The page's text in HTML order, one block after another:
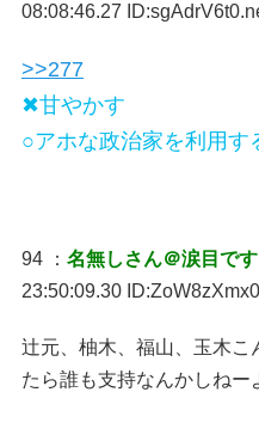
08:08:46.27
>>277
✖甘やかす
○アホな政治家を利用す
94 ： 名無しさん＠涙目です
23:50:09.30
辻元、柚木、福山、玉木こ
たら誰も支持なんかしねー